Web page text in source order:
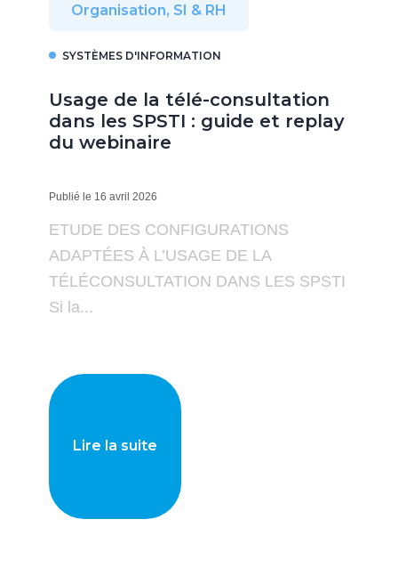
Organisation, SI & RH
SYSTÈMES D'INFORMATION
Usage de la télé-consultation
dans les SPSTI : guide et replay
du webinaire
Publié le 16 avril 2026
ETUDE DES CONFIGURATIONS
ADAPTÉES À L’USAGE DE LA
TÉLÉCONSULTATION DANS LES SPSTI
Si la...
Lire la suite